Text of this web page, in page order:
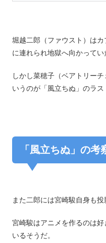
堀越二郎（ファウスト）はカ
に連れられ地獄へ向かってい
しかし菜穂子（ベアトリー
いうのが「風立ちぬ」のラス
「風立ちぬ」の考
また二郎には宮崎駿自身も投
宮崎駿はアニメを作るのは
いるそうだ。